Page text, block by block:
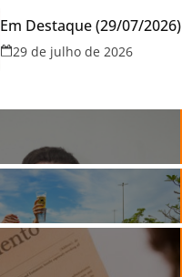
Em Destaque (29/07/2026)
29 de julho de 2026